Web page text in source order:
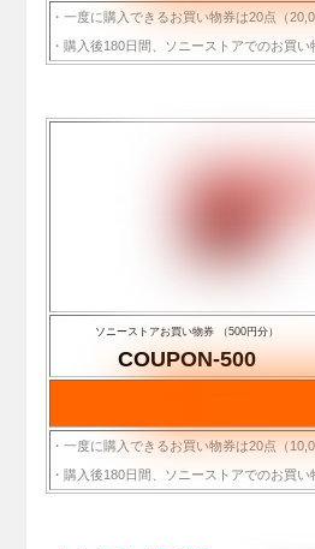
・一度に購入できるお買い物券は20点（
・購入後180日間、ソニーストアでのお買
ソニーストアお買い物券 （500円分）
COUPON-500
・一度に購入できるお買い物券は20点（
・購入後180日間、ソニーストアでのお買